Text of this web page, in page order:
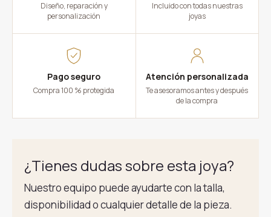
Diseño, reparación y
personalización
Incluido con todas nuestras
joyas
Pago seguro
Compra 100 % protegida
Atención personalizada
Te asesoramos antes y después
de la compra
¿Tienes dudas sobre esta joya?
Nuestro equipo puede ayudarte con la talla,
disponibilidad o cualquier detalle de la pieza.